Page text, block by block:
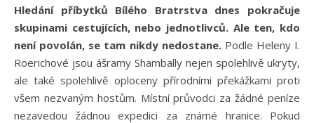
Hledání příbytků Bílého Bratrstva dnes pokračuje
skupinami cestujících, nebo jednotlivců. Ale ten, kdo
není povolán, se tam nikdy nedostane. Podle Heleny I.
Roerichové jsou ášramy Shambally nejen spolehlivě ukryty,
ale také spolehlivě oploceny přírodními překážkami proti
všem nezvaným hostům. Místní průvodci za žádné peníze
nezavedou žádnou expedici za známé hranice. Pokud